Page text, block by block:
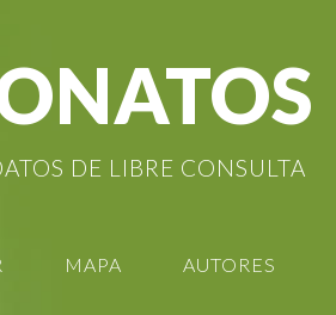
DE LIBRE CONSULTA
MAPA AUTORES